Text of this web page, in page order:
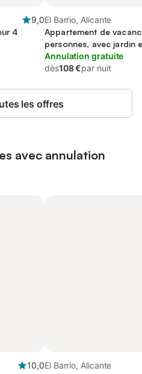
9,0
4
El Barrio, Alicante
Appartement de
personnes, avec jardin
enfant
Annulation gratuite
dès108 €par nuit
les offres
avec annulation
10,0El Barrio, Alicante